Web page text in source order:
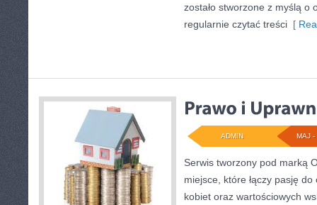
zostało stworzone z myślą o
regularnie czytać treści [
MAJ -
ADMIN
Serwis tworzony pod marką
miejsce, które łączy pasję
kobiet oraz wartościowych